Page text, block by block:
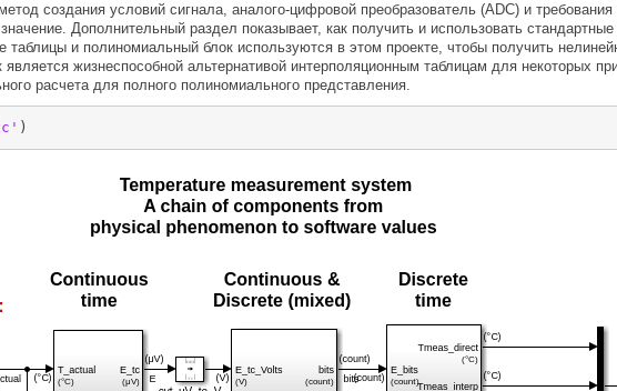
создания условий сигнала, аналого-цифровой преобразователь (ADC) и
Дополнительный раздел показывает, как получить и использовать
и полиномиальный блок используются в этом проекте, чтобы получить
жизнеспособной альтернативой интерполяционным таблицам для некоторых
расчета для полного полиномиального представления.